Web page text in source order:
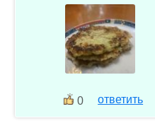
0 ответить